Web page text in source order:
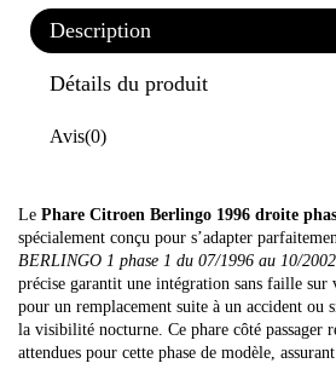
Description
Détails du produit
Avis(0)
Le Phare Citroen Berlingo 1996 droite
spécialement conçu pour s’adapter
BERLINGO 1 phase 1 du 07/1996 au 10/2002
précise garantit une intégration sans faille sur
pour un remplacement suite à un accident ou
la visibilité nocturne. Ce phare côté passager
attendues pour cette phase de modèle,